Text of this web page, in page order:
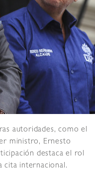
autoridades, como el
ministro, Ernesto
destaca el rol
cita internacional.